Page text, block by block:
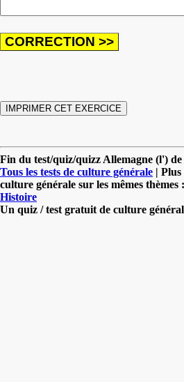
Fin du test/quiz/quizz Allemagne (l') de
Tous les tests de culture générale | Plus
culture générale sur les mêmes thèmes
Histoire
Un quiz / test gratuit de culture